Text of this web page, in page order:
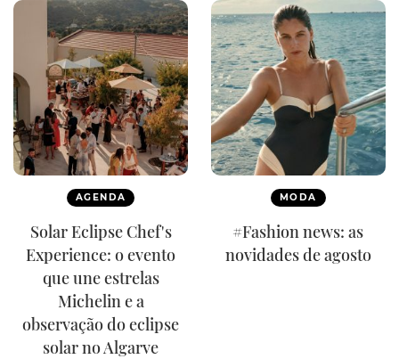
AGENDA
Solar Eclipse Chef's
Experience: o evento
que une estrelas
Michelin e a
observação do eclipse
solar no Algarve
MODA
#Fashion news: as
novidades de agosto